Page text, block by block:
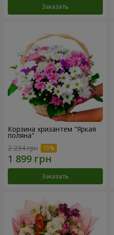
Заказать
Корзина хризантем "Яркая
поляна"
2 234 грн
Заказать